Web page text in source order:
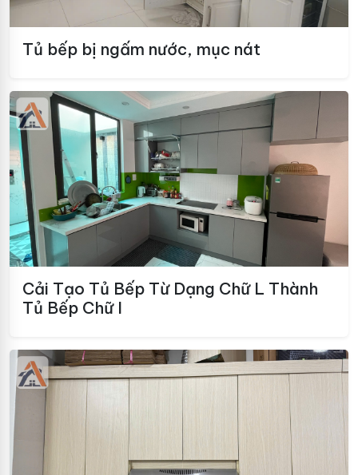
Tủ bếp bị ngấm nước, mục nát
Cải Tạo Tủ Bếp Từ Dạng Chữ L Thành
Tủ Bếp Chữ I